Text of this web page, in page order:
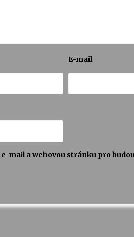
E-mail
mail a webovou stránku pro